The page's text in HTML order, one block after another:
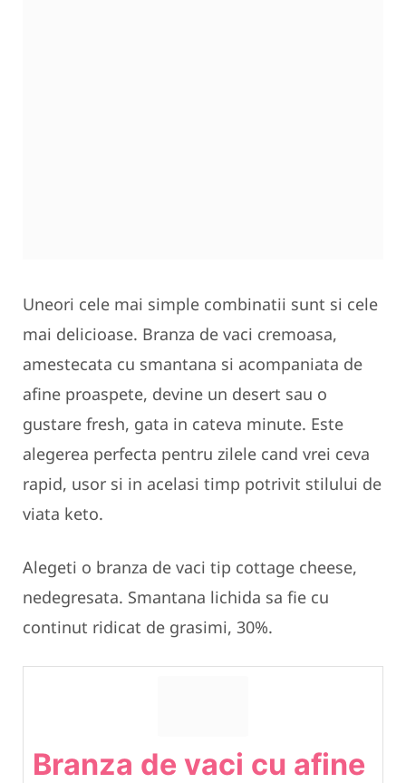
Uneori cele mai simple combinatii sunt si cele
mai delicioase. Branza de vaci cremoasa,
amestecata cu smantana si acompaniata de
afine proaspete, devine un desert sau o
gustare fresh, gata in cateva minute. Este
alegerea perfecta pentru zilele cand vrei ceva
rapid, usor si in acelasi timp potrivit stilului de
viata keto.
Alegeti o branza de vaci tip cottage cheese,
nedegresata. Smantana lichida sa fie cu
continut ridicat de grasimi, 30%.
Branza de vaci cu afine